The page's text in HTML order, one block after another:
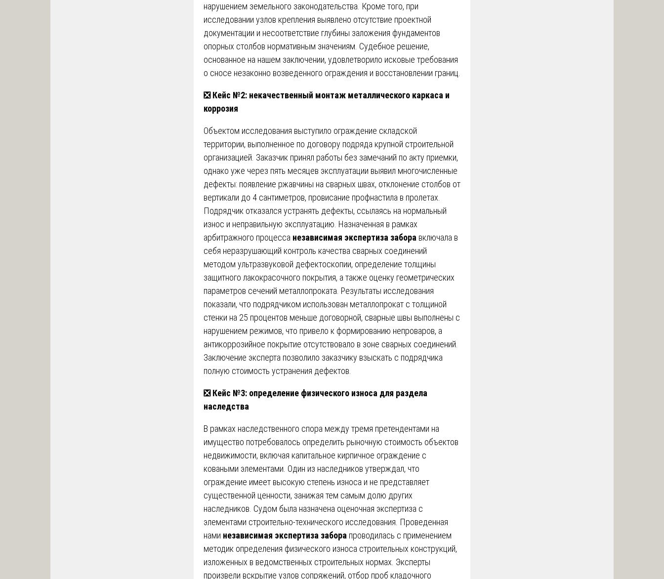
нарушением земельного законодательства. Кроме того, при
исследовании узлов крепления выявлено отсутствие проектной
документации и несоответствие глубины заложения фундаментов
опорных столбов нормативным значениям. Судебное решение,
основанное на нашем заключении, удовлетворило исковые требования
о сносе незаконно возведенного ограждения и восстановлении границ.
❎Кейс №2: некачественный монтаж металлического каркаса и
коррозия
Объектом исследования выступило ограждение складской
территории, выполненное по договору подряда крупной строительной
организацией. Заказчик принял работы без замечаний по акту приемки,
однако уже через пять месяцев эксплуатации выявил многочисленные
дефекты: появление ржавчины на сварных швах, отклонение столбов от
вертикали до 4 сантиметров, провисание профнастила в пролетах.
Подрядчик отказался устранять дефекты, ссылаясь на нормальный
износ и неправильную эксплуатацию. Назначенная в рамках
арбитражного процесса независимая экспертиза забора включала в
себя неразрушающий контроль качества сварных соединений
методом ультразвуковой дефектоскопии, определение толщины
защитного лакокрасочного покрытия, а также оценку геометрических
параметров сечений металлопроката. Результаты исследования
показали, что подрядчиком использован металлопрокат с толщиной
стенки на 25 процентов меньше договорной, сварные швы выполнены с
нарушением режимов, что привело к формированию непроваров, а
антикоррозийное покрытие отсутствовало в зоне сварных соединений.
Заключение эксперта позволило заказчику взыскать с подрядчика
полную стоимость устранения дефектов.
❎Кейс №3: определение физического износа для раздела
наследства
В рамках наследственного спора между тремя претендентами на
имущество потребовалось определить рыночную стоимость объектов
недвижимости, включая капитальное кирпичное ограждение с
коваными элементами. Один из наследников утверждал, что
ограждение имеет высокую степень износа и не представляет
существенной ценности, занижая тем самым долю других
наследников. Судом была назначена оценочная экспертиза с
элементами строительно-технического исследования. Проведенная
нами независимая экспертиза забора проводилась с применением
методик определения физического износа строительных конструкций,
изложенных в ведомственных строительных нормах. Эксперты
произвели вскрытие узлов сопряжений, отбор проб кладочного